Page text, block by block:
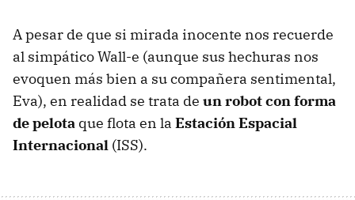
A pesar de que si mirada inocente nos recuerde
al simpático Wall-e (aunque sus hechuras nos
evoquen más bien a su compañera sentimental,
Eva), en realidad se trata de un robot con forma
de pelota que flota en la Estación Espacial
Internacional (ISS).